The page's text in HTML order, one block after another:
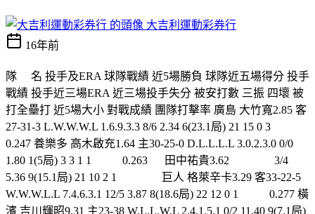
大吉利運動彩券行
16年前
隊 名 投手及ERA 球隊戰績 近5場勝負 球隊近五場得分 投手
戰績 投手近三場ERA 近三場投手失分 被安打數 三振 四壞 被
打全壘打 近5場大小 對戰成績 團隊打擊率 廣島 大竹寬2.85 客
27-31-3 L.W.W.W.L 1.6.9.3.3 8/6 2.34 6(23.1局) 21 15 0 3
0.247 養樂多 高木啟充1.64 主30-25-0 D.L.L.L.L 3.0.2.3.0 0/0
1.80 1(5局) 3 3 1 1 0.263 田中祐貴3.62 3/4
5.36 9(15.1局) 21 10 2 1 巨人 格萊辛卡3.29 客33-22-5
W.W.W.L.L 7.4.6.3.1 12/5 3.87 8(18.6局) 22 12 0 1 0.277 橫
濱 吉川輝昭9.31 主23-38 W.L.L.W.L 2.4.1.5.1 0/2 11.40 9(7.1局)